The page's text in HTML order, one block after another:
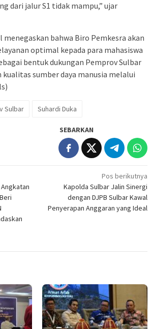
dari jalur S1 tidak mampu,” ujar
bahwa Biro Pemkesra akan
optimal kepada para mahasiswa
bentuk dukungan Pemprov Sulbar
sumber daya manusia melalui
Sulbar Suhardi Duka
SEBARKAN
Pos berikutnya
Kapolda Sulbar Jalin Sinergi
dengan DJPB Sulbar Kawal
Penyerapan Anggaran yang Ideal